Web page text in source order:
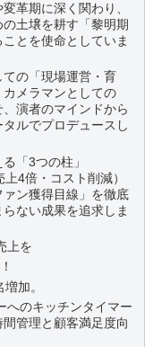
革期に深く関わり、
土壌を耕す「黎明期
とを使命としていま
の「現場運営・育
メラマンとしての
、演者のマインドから
ルでプロデュースし
「3つの柱」
4倍・コスト削減）
ン獲得目線」を徹底
ない成果を追求しま
上を
加。
へのキッチンタイマー
管理と顧客満足度向